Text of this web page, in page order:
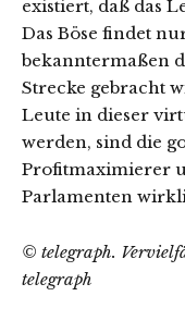
existiert, daß das
Das Böse findet
bekanntermaßen
Strecke gebracht
Leute in dieser
werden, sind die
Profitmaximierer
Parlamenten
© telegraph.
telegraph